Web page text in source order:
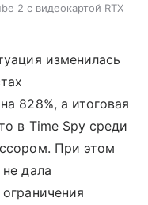
2 с видеокартой RTX
изменилась
828%, а итоговая
в Time Spy среди
При этом
дала